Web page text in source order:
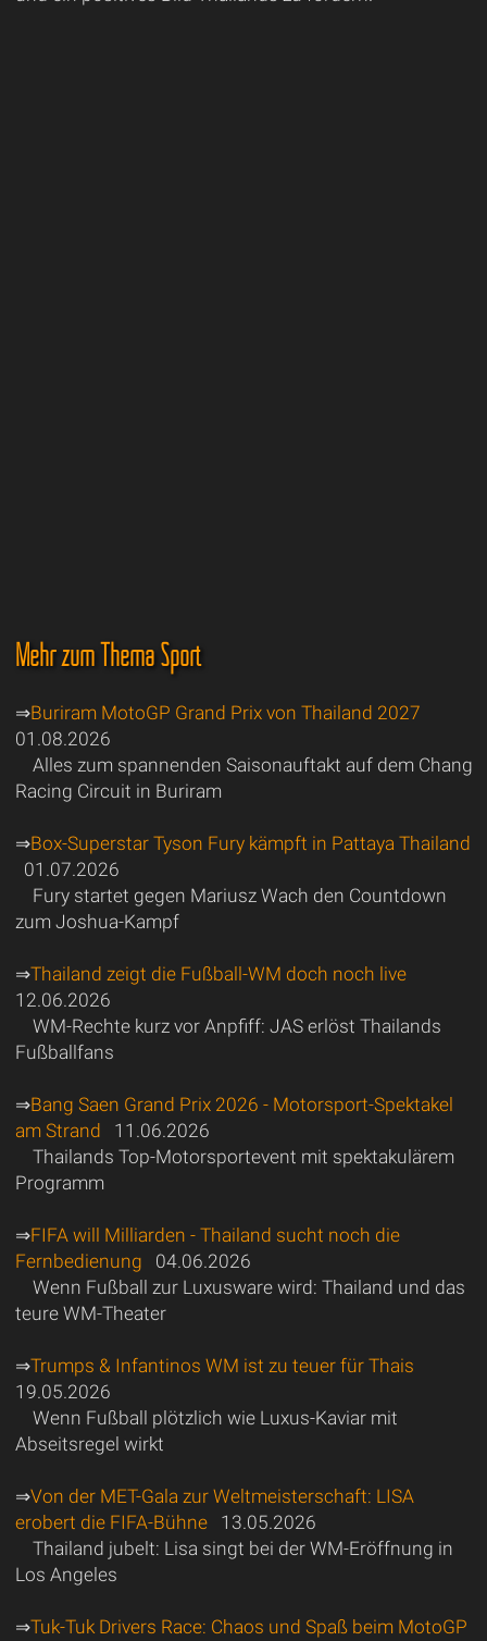
Mehr zum Thema Sport
⇒Buriram MotoGP Grand Prix von Thailand 2027
01.08.2026
Alles zum spannenden Saisonauftakt auf dem Chang
Racing Circuit in Buriram
⇒Box-Superstar Tyson Fury kämpft in Pattaya Thailand
01.07.2026
Fury startet gegen Mariusz Wach den Countdown
zum Joshua-Kampf
⇒Thailand zeigt die Fußball-WM doch noch live
12.06.2026
WM-Rechte kurz vor Anpfiff: JAS erlöst Thailands
Fußballfans
⇒Bang Saen Grand Prix 2026 - Motorsport-Spektakel
am Strand 11.06.2026
Thailands Top-Motorsportevent mit spektakulärem
Programm
⇒FIFA will Milliarden - Thailand sucht noch die
Fernbedienung 04.06.2026
Wenn Fußball zur Luxusware wird: Thailand und das
teure WM-Theater
⇒Trumps & Infantinos WM ist zu teuer für Thais
19.05.2026
Wenn Fußball plötzlich wie Luxus-Kaviar mit
Abseitsregel wirkt
⇒Von der MET-Gala zur Weltmeisterschaft: LISA
erobert die FIFA-Bühne13.05.2026
Thailand jubelt: Lisa singt bei der WM-Eröffnung in
Los Angeles
⇒Tuk-Tuk Drivers Race: Chaos und Spaß beim MotoGP